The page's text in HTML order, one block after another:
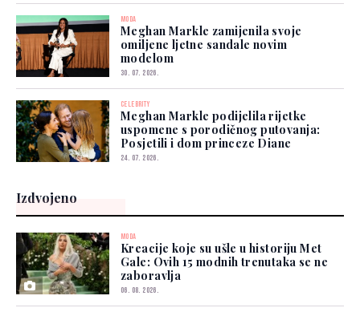
MODA
Meghan Markle zamijenila svoje
omiljene ljetne sandale novim
modelom
30. 07. 2026.
CELEBRITY
Meghan Markle podijelila rijetke
uspomene s porodičnog putovanja:
Posjetili i dom princeze Diane
24. 07. 2026.
Izdvojeno
MODA
Kreacije koje su ušle u historiju Met
Gale: Ovih 15 modnih trenutaka se ne
zaboravlja
06. 08. 2026.